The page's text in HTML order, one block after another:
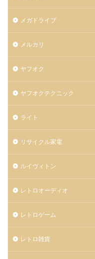
メガドライブ
メルカリ
ヤフオク
ヤフオクテクニック
ライト
リサイクル家電
ルイヴィトン
レトロオーディオ
レトロゲーム
レトロ雑貨